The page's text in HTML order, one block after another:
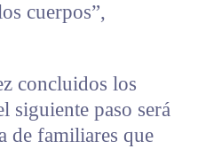
cuerpos”,
concluidos los
siguiente paso será
de familiares que